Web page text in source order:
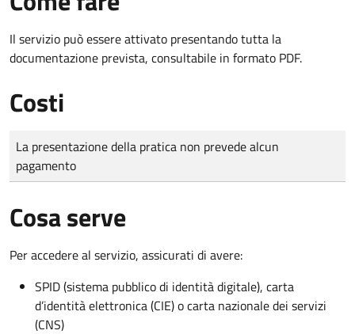
Il servizio può essere attivato presentando tutta la
documentazione prevista, consultabile in formato PDF.
Costi
Tipo di pagamento
Importo
La presentazione della pratica non prevede alcun
pagamento
Cosa serve
Per accedere al servizio, assicurati di avere:
SPID (sistema pubblico di identità digitale), carta
d’identità elettronica (CIE) o carta nazionale dei servizi
(CNS)